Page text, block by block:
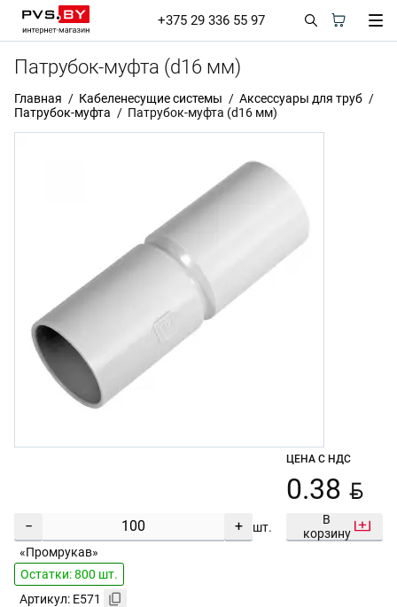
+375 29 336 55 97
Патрубок-муфта (d16 мм)
Главная Кабеленесущие системы
Аксессуары для труб
Патрубок-муфта
Патрубок-муфта (d16 мм)
− + шт.
ЦЕНА С НДС
0.38 BYN
В
корзину
«Промрукав»
Остатки: 800 шт.
Артикул: E571